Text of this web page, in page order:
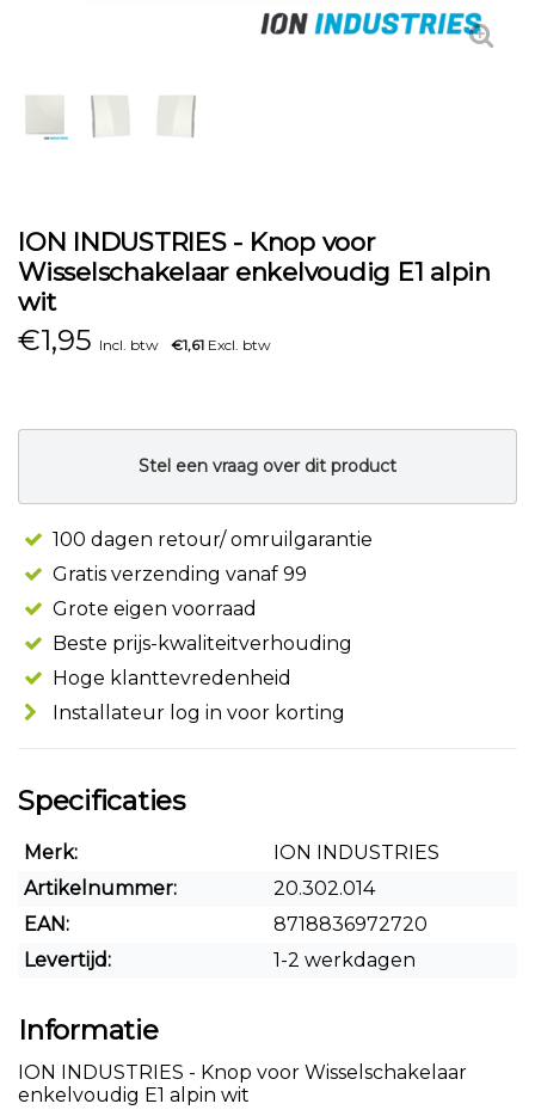
ION INDUSTRIES - Knop voor
Wisselschakelaar enkelvoudig E1 alpin
wit
€1,95 Incl. btw €1,61 Excl. btw
Stel een vraag over dit product
100 dagen retour/ omruilgarantie
Gratis verzending vanaf 99
Grote eigen voorraad
Beste prijs-kwaliteitverhouding
Hoge klanttevredenheid
Installateur log in voor korting
Specificaties
Merk:
ION INDUSTRIES
Artikelnummer:
20.302.014
EAN:
8718836972720
Levertijd:
1-2 werkdagen
Informatie
ION INDUSTRIES - Knop voor Wisselschakelaar
enkelvoudig E1 alpin wit